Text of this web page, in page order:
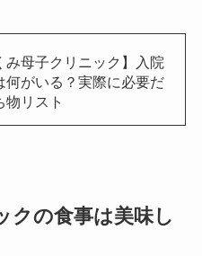
み母子クリニック】入院
何がいる？実際に必要だ
物リスト
クの食事は美味し